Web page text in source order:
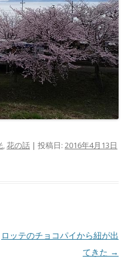
,花の話 | 投稿日: 2016年4月13日
ロッテのチョコパイから紐が出
てきた →